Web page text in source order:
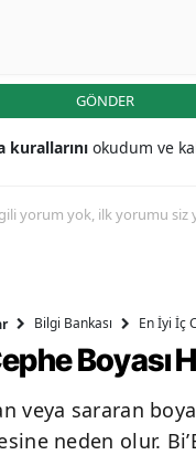
GÖNDER
kurallarını okudum ve
yorum yok, ilk yorumu siz
Bilgi Bankası En İyi İç
Boyası
veya sararan
neden olur.